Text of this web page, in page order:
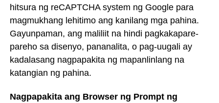
hitsura ng reCAPTCHA system ng Google para
magmukhang lehitimo ang kanilang mga pahina.
Gayunpaman, ang maliliit na hindi pagkakapare-
pareho sa disenyo, pananalita, o pag-uugali ay
kadalasang nagpapakita ng mapanlinlang na
katangian ng pahina.
Nagpapakita ang Browser ng Prompt ng